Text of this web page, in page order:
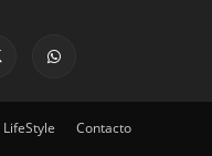
LifeStyle Contacto